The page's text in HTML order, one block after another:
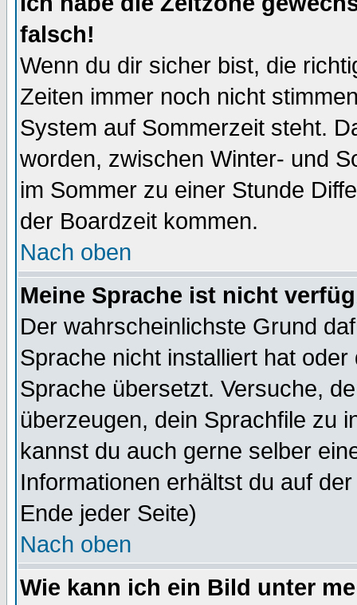
falsch!
Wenn du dir sicher bist, die
Zeiten immer noch nicht
System auf Sommerzeit steht.
worden, zwischen Winter- und
im Sommer zu einer Stunde
der Boardzeit kommen.
Nach oben
Meine Sprache ist nicht
Der wahrscheinlichste Grund
Sprache nicht installiert hat
Sprache übersetzt. Versuche,
überzeugen, dein Sprachfile zu
kannst du auch gerne selber
Informationen erhältst du auf
Ende jeder Seite)
Nach oben
Wie kann ich ein Bild unter